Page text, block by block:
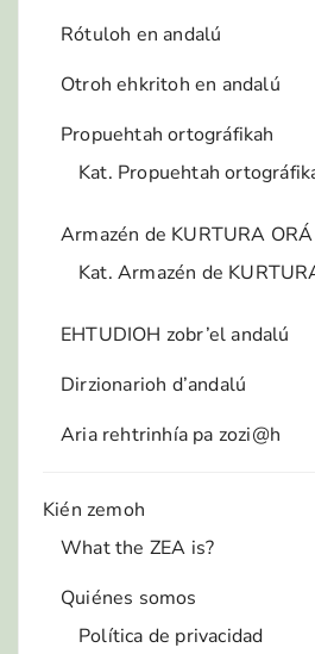
Rótuloh en andalú
Otroh ehkritoh en andalú
Propuehtah ortográfikah
Kat. Propuehtah
Armazén de KURTURA ORÁ
Kat. Armazén de
EHTUDIOH zobr’el andalú
Dirzionarioh d’andalú
Aria rehtrinhía pa zozi@h
Kién zemoh
What the ZEA is?
Quiénes somos
Política de privacidad